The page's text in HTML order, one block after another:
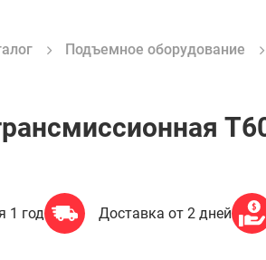
Подъемное оборудование
1 год Доставка от 2 дней